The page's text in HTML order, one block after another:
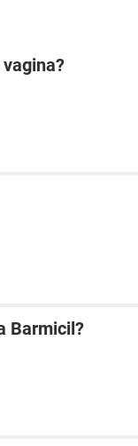
Barmicil?